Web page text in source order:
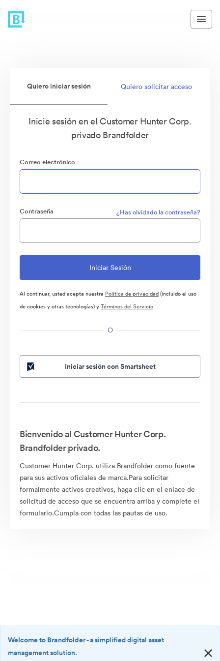
Quiero iniciar sesión Quiero solicitar acceso
Inicie sesión en el Customer Hunter Corp.
privado Brandfolder
Correo electrónico
Contraseña ¿Has olvidado la contraseña?
Al continuar, usted acepta nuestra Política de privacidad(incluido el uso
de cookies y otras tecnologías) yTérminos del Servicio
O
Iniciar sesión con Smartsheet
Bienvenido al Customer Hunter Corp.
Brandfolder privado.
Customer Hunter Corp. utiliza Brandfolder como fuente
para sus activos oficiales de marca.Para solicitar
formalmente activos creativos, haga clic en el enlace de
solicitud de acceso que se encuentra arriba y complete el
formulario.Cumpla con todas las pautas de uso.
Welcome to Brandfolder- a simplified digital asset
management solution.